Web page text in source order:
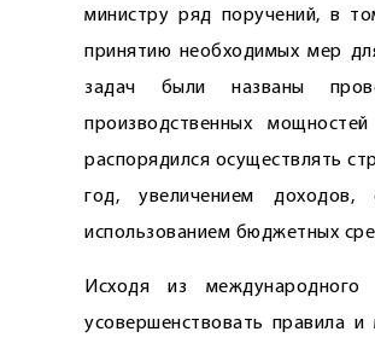
министру ряд поручений, в
принятию необходимых мер
задач были названы
производственных
распорядился осуществлять
год, увеличением
использованием бюджетных
Исходя из
усовершенствовать правила